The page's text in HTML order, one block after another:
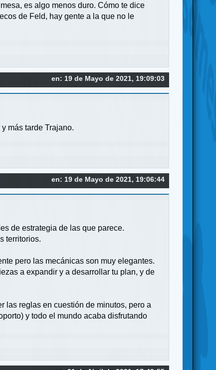
es algo menos duro. Cómo te dice
de Feld, hay gente a la que no le
en: 19 de Mayo de 2021, 19:09:03
más tarde Trajano.
en: 19 de Mayo de 2021, 19:06:44
de estrategia de las que parece.
territorios.
pero las mecánicas son muy elegantes.
a expandir y a desarrollar tu plan, y de
las reglas en cuestión de minutos, pero a
y todo el mundo acaba disfrutando